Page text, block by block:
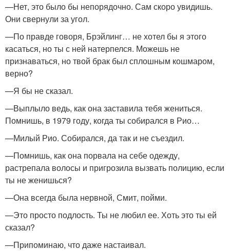
—Нет, это было бы непорядочно. Сам скоро увидишь.
Они свернули за угол.
—По правде говоря, Брэйлинг… не хотел бы я этого
касаться, но ты с ней натерпелся. Можешь не
признаваться, но твой брак был сплошным кошмаром,
верно?
—Я бы не сказал.
—Выплыло ведь, как она заставила тебя жениться.
Помнишь, в 1979 году, когда ты собирался в Рио…
—Милый Рио. Собирался, да так и не съездил.
—Помнишь, как она порвала на себе одежду,
растрепала волосы и пригрозила вызвать полицию, если
ты не женишься?
—Она всегда была нервной, Смит, пойми.
—Это просто подлость. Ты не любил ее. Хоть это ты ей
сказал?
—Припоминаю, что даже настаивал.